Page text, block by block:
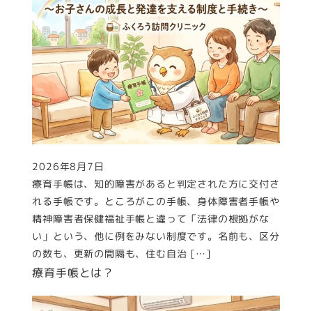
療育手帳とは？
療育手帳は、知的障害があると判定された方に交付さ
れる手帳です。ところがこの手帳、身体障害者手帳や
精神障害者保健福祉手帳と違って「法律の根拠がな
い」という、他に例をみない制度です。名前も、区分
の数も、更新の間隔も、住む自治 […]
投稿日
2026年8月7日